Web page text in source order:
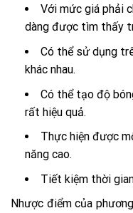
Với mức giá phải
dàng được tìm thấy
Có thể sử dụng
khác nhau.
Có thể tạo độ
rất hiệu quả.
Thực hiện được
năng cao.
Tiết kiệm thời
Nhược điểm của